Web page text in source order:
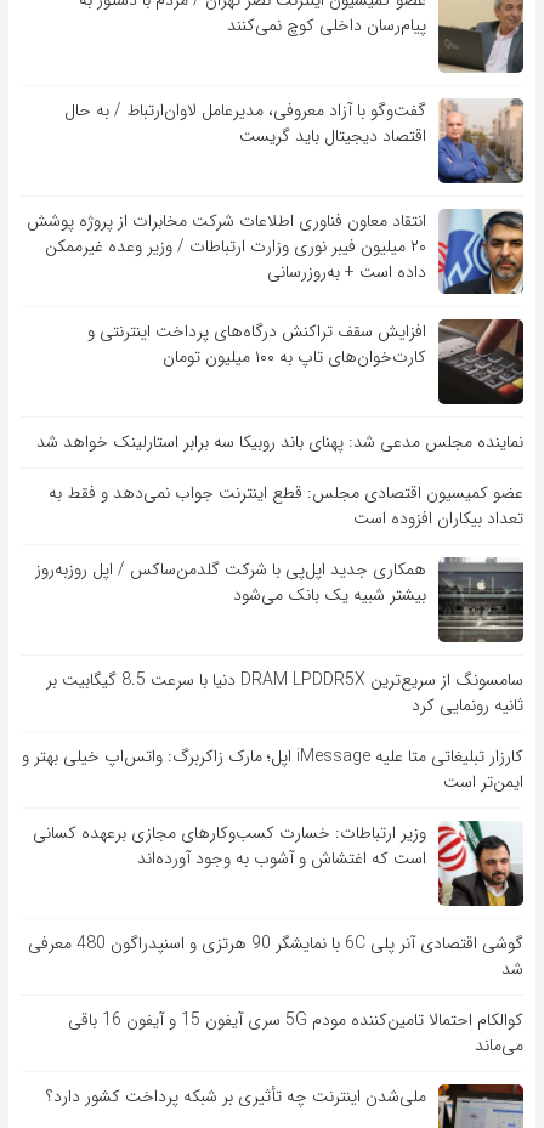
پیام‌رسان داخلی کوچ نمی‌کنند
گفت‌و‌گو با آزاد معروفی، مدیرعامل لاوان‌ارتباط / به حال
اقتصاد دیجیتال باید گریست
انتقاد معاون فناوری اطلاعات شرکت مخابرات از پروژه پوشش
۲۰ میلیون فیبر نوری وزارت ارتباطات / وزیر وعده غیرممکن
داده است + به‌روزرسانی
افزایش سقف تراکنش درگاه‌های پرداخت اینترنتی و
کارت‌خوان‌های تاپ به ۱۰۰ میلیون تومان
نماینده مجلس مدعی شد: پهنای باند روبیکا سه برابر استارلینک خواهد شد
عضو کمیسیون اقتصادی مجلس: قطع اینترنت جواب نمی‌دهد و فقط به
تعداد بیکاران افزوده است
همکاری جدید اپل‌پی با شرکت گلدمن‌ساکس / اپل روزبه‌روز
بیشتر شبیه یک بانک می‌شود
سامسونگ از سریع‌ترین DRAM LPDDR5X دنیا با سرعت 8.5 گیگابیت بر
ثانیه رونمایی کرد
کارزار تبلیغاتی متا علیه iMessage اپل؛ مارک زاکربرگ: واتس‌اپ خیلی بهتر و
ایمن‌تر است
وزیر ارتباطات: خسارت کسب‌وکارهای مجازی برعهده کسانی
است که اغتشاش و آشوب به وجود آورده‌اند
گوشی اقتصادی آنر پلی 6C با نمایشگر 90 هرتزی و اسنپدراگون 480 معرفی
شد
کوالکام احتمالا تامین‌کننده مودم 5G سری آیفون 15 و آیفون 16 باقی
می‌ماند
ملی‌شدن اینترنت چه تأثیری بر شبکه پرداخت کشور دارد؟